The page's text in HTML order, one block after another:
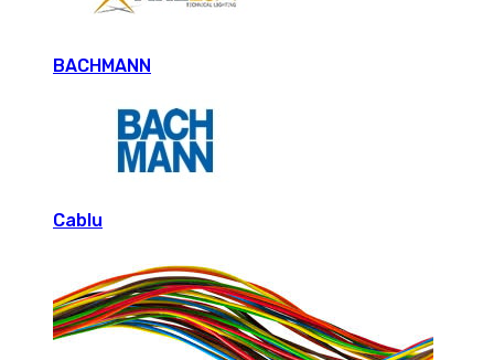
BACHMANN
Cablu